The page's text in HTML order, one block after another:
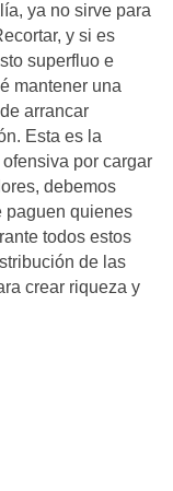
ya no sirve para
y si es
superfluo e
mantener una
arrancar
Esta es la
por cargar
debemos
paguen quienes
todos estos
de las
crear riqueza y